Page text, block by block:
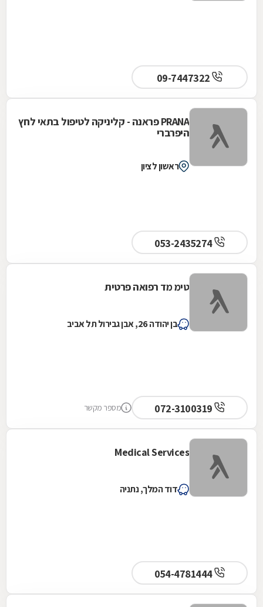
09-7447322
PRANA פראנה - קליניקה לטיפול בתאי לחץ
היפרברי
ראשון לציון
053-2435274
טימ מד רפואה פרטית
בן יהודה 26, אבן גבירול תל אביב
מספר מקשר
Medical Services
דוד המלך, נתניה
054-4781444